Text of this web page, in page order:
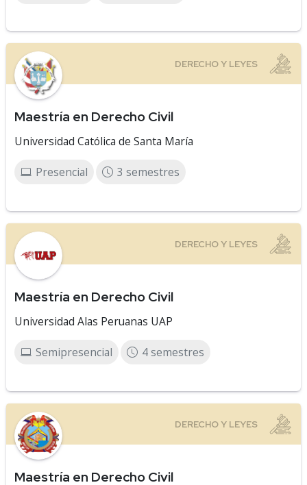
Maestría en Derecho Civil
Universidad Católica de Santa María
Presencial 3 semestres
Maestría en Derecho Civil
Universidad Alas Peruanas UAP
Semipresencial 4 semestres
Maestría en Derecho Civil